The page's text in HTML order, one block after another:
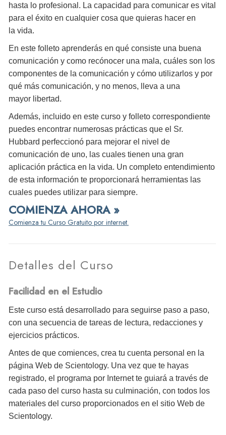
hasta lo profesional. La capacidad para comunicar es vital
para el éxito en cualquier cosa que quieras hacer en
la vida.
En este folleto aprenderás en qué consiste una buena
comunicación y como recónocer una mala, cuáles son los
componentes de la comunicación y cómo utilizarlos y por
qué más comunicación, y no menos, lleva a una
mayor libertad.
Además, incluido en este curso y folleto correspondiente
puedes encontrar numerosas prácticas que el Sr.
Hubbard perfeccionó para mejorar el nivel de
comunicación de uno, las cuales tienen una gran
aplicación práctica en la vida. Un completo entendimiento
de esta información te proporcionará herramientas las
cuales puedes utilizar para siempre.
COMIENZA AHORA »
Comienza tu Curso Gratuito por internet.
Detalles del Curso
Facilidad en el Estudio
Este curso está desarrollado para seguirse paso a paso,
con una secuencia de tareas de lectura, redacciones y
ejercicios prácticos.
Antes de que comiences, crea tu cuenta personal en la
página Web de Scientology. Una vez que te hayas
registrado, el programa por Internet te guiará a través de
cada paso del curso hasta su culminación, con todos los
materiales del curso proporcionados en el sitio Web de
Scientology.